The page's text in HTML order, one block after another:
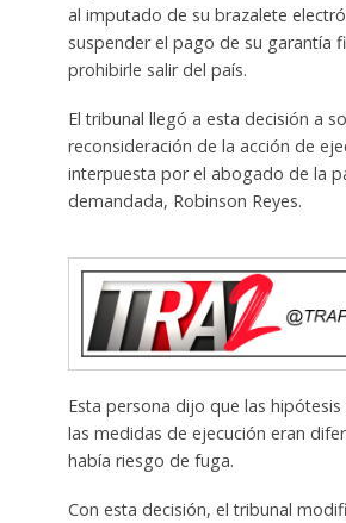
al imputado de su brazalete
suspender el pago de su garantía
prohibirle salir del país.
El tribunal llegó a esta decisión a
reconsideración de la acción de
interpuesta por el abogado de la
demandada, Robinson Reyes.
Esta persona dijo que las hipótesis
las medidas de ejecución eran
había riesgo de fuga.
Con esta decisión, el tribunal